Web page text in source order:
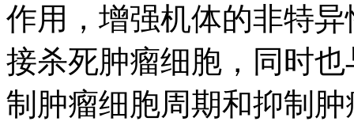
作用，增强机体的非特
接杀死肿瘤细胞，同时
制肿瘤细胞周期和抑制